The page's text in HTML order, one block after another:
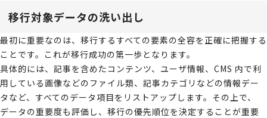
移行対象データの洗い出し
最初に重要なのは、移行するすべての要素の全容を正確に把握する
ことです。これが移行成功の第一歩となります。
具体的には、記事を含めたコンテンツ、ユーザ情報、CMS 内で利
用している画像などのファイル類、記事カテゴリなどの情報デー
タなど、すべてのデータ項目をリストアップします。その上で、
データの重要度も評価し、移行の優先順位を決定することが重要